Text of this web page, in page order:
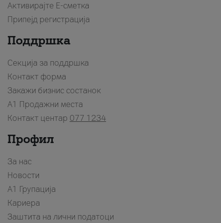
Активирајте Е-сметка
Припејд регистрација
Поддршка
Секција за поддршка
Контакт форма
Закажи бизнис состанок
A1 Продажни места
Контакт центар 077 1234
Профил
За нас
Новости
А1 Групација
Кариера
Заштита на лични податоци